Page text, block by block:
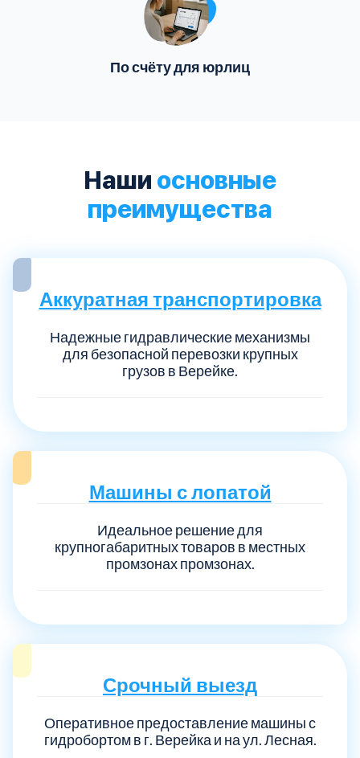
По счёту для юрлиц
Наши основные
преимущества
Аккуратная транспортировка
Надежные гидравлические механизмы
для безопасной перевозки крупных
грузов в Верейке.
Машины с лопатой
Идеальное решение для
крупногабаритных товаров в местных
промзонах промзонах.
Срочный выезд
Оперативное предоставление машины с
гидробортом в г. Верейка и на ул. Лесная.